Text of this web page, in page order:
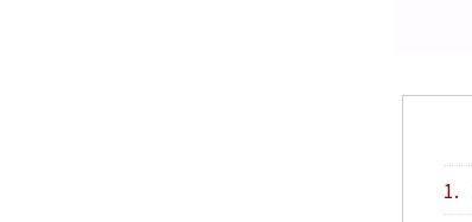
1.